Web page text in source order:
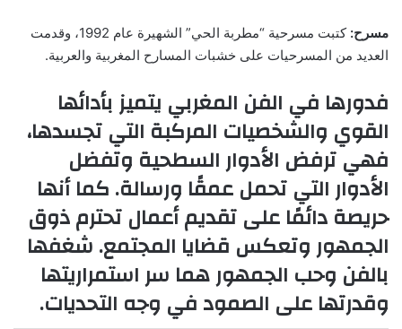
مسرح:
كتبت مسرحية “مطربة الحي” الشهيرة عام 1992، وقدمت
العديد من المسرحيات على خشبات المسارح المغربية والعربية.
فدورها في الفن المغربي يتميز بأدائها
القوي والشخصيات المركبة التي تجسدها،
فهي ترفض الأدوار السطحية وتفضل
الأدوار التي تحمل عمقًا ورسالة. كما أنها
حريصة دائمًا على تقديم أعمال تحترم ذوق
الجمهور وتعكس قضايا المجتمع. شغفها
بالفن وحب الجمهور هما سر استمراريتها
وقدرتها على الصمود في وجه التحديات.